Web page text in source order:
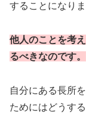
することになりま
他人のことを考
るべきなのです。
自分にある長所
ためにはどうす